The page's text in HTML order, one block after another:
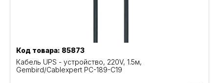
Код товара: 85873
Кабель UPS - устройство, 220V, 1.5м,
Gembird/Cablexpert PC-189-C19